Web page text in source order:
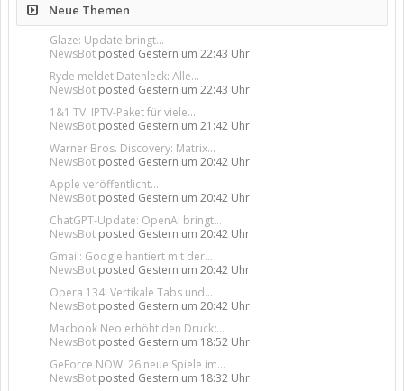
Neue Themen
Glaze: Update bringt...
NewsBot posted Gestern um 22:43 Uhr
Ryde meldet Datenleck: Alle...
NewsBot posted Gestern um 22:43 Uhr
1&1 TV: IPTV-Paket für viele...
NewsBot posted Gestern um 21:42 Uhr
Warner Bros. Discovery: Matrix...
NewsBot posted Gestern um 20:42 Uhr
Apple veröffentlicht...
NewsBot posted Gestern um 20:42 Uhr
ChatGPT-Update: OpenAI bringt...
NewsBot posted Gestern um 20:42 Uhr
Gmail: Google hantiert mit der...
NewsBot posted Gestern um 20:42 Uhr
Opera 134: Vertikale Tabs und...
NewsBot posted Gestern um 20:42 Uhr
Macbook Neo erhöht den Druck:...
NewsBot posted Gestern um 18:52 Uhr
GeForce NOW: 26 neue Spiele im...
NewsBot posted Gestern um 18:32 Uhr